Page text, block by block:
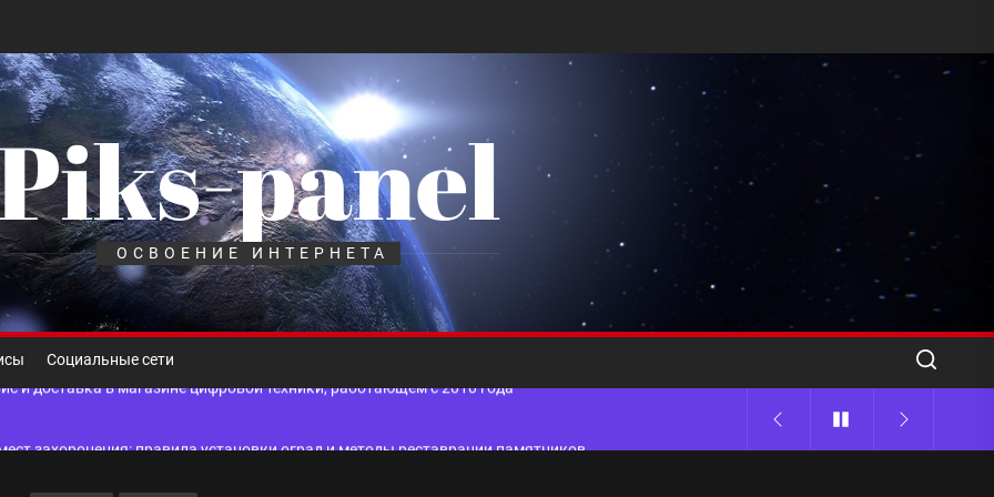
panel
ОСВОЕНИЕ ИНТЕРНЕТА
Социальные сети
принципы работы, риски и способы хранения криптовалют
для ногтевого сервиса, наращивания ресниц и депиляции
оптимизации для коммерческих веб-ресурсов
и доставка в магазине цифровой техники, работающем с 2010 года